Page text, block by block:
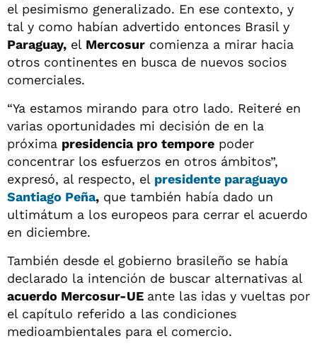
el pesimismo generalizado. En ese contexto, y
tal y como habían advertido entonces Brasil y
Paraguay, el Mercosur comienza a mirar hacia
otros continentes en busca de nuevos socios
comerciales.
“Ya estamos mirando para otro lado. Reiteré en
varias oportunidades mi decisión de en la
próxima presidencia pro tempore poder
concentrar los esfuerzos en otros ámbitos”,
expresó, al respecto, el presidente paraguayo
Santiago Peña, que también había dado un
ultimátum a los europeos para cerrar el acuerdo
en diciembre.
También desde el gobierno brasileño se había
declarado la intención de buscar alternativas al
acuerdo Mercosur-UE ante las idas y vueltas por
el capítulo referido a las condiciones
medioambientales para el comercio.